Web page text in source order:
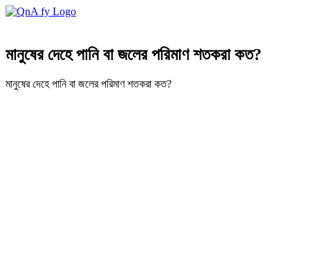
মানুষের দেহে পানি বা জলের পরিমাণ শতকরা কত?
মানুষের দেহে পানি বা জলের পরিমাণ শতকরা কত?